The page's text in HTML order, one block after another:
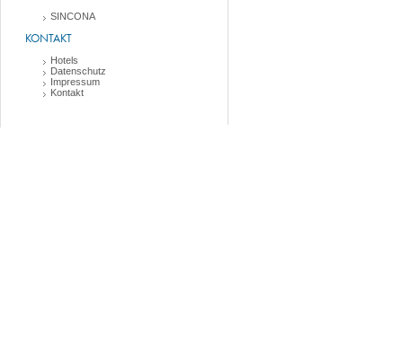
SINCONA
KONTAKT
Hotels
Datenschutz
Impressum
Kontakt